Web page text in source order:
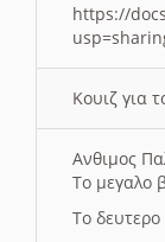
https://
Κουιζ για
Ανθιμος
Το μεγαλο
Το